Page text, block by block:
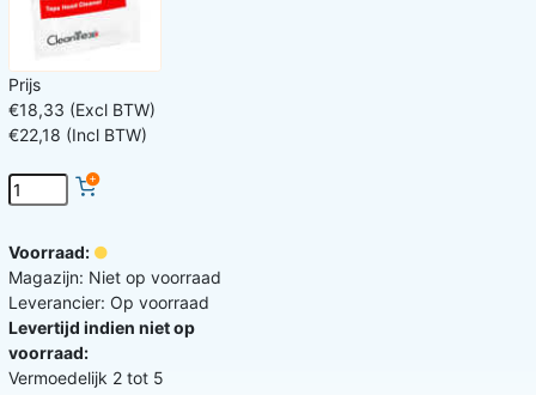
Prijs
€18,33 (Excl BTW)
€22,18 (Incl BTW)
Voorraad:
Magazijn: Niet op voorraad
Leverancier: Op voorraad
Levertijd indien niet op
voorraad:
Vermoedelijk 2 tot 5